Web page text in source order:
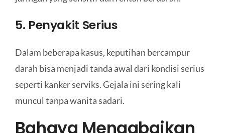
5. Penyakit Serius
Dalam beberapa kasus, keputihan bercampur
darah bisa menjadi tanda awal dari kondisi serius
seperti kanker serviks. Gejala ini sering kali
muncul tanpa wanita sadari.
Bahaya Mengabaikan